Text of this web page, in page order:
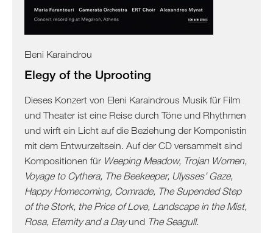
Eleni Karaindrou
Elegy of the Uprooting
Dieses Konzert von Eleni Karaindrous Musik für Film
und Theater ist eine Reise durch Töne und Rhythmen
und wirft ein Licht auf die Beziehung der Komponistin
mit dem Entwurzeltsein. Auf der CD versammelt sind
Kompositionen für Weeping Meadow, Trojan Women,
Voyage to Cythera, The Beekeeper, Ulysses' Gaze,
Happy Homecoming, Comrade, The Supended Step
of the Stork, the Price of Love, Landscape in the Mist,
Rosa, Eternity and a Dayund The Seagull.